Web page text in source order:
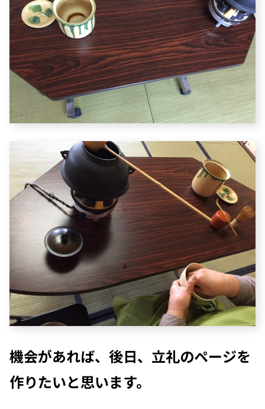
機会があれば、後日、立礼のページを
作りたいと思います。